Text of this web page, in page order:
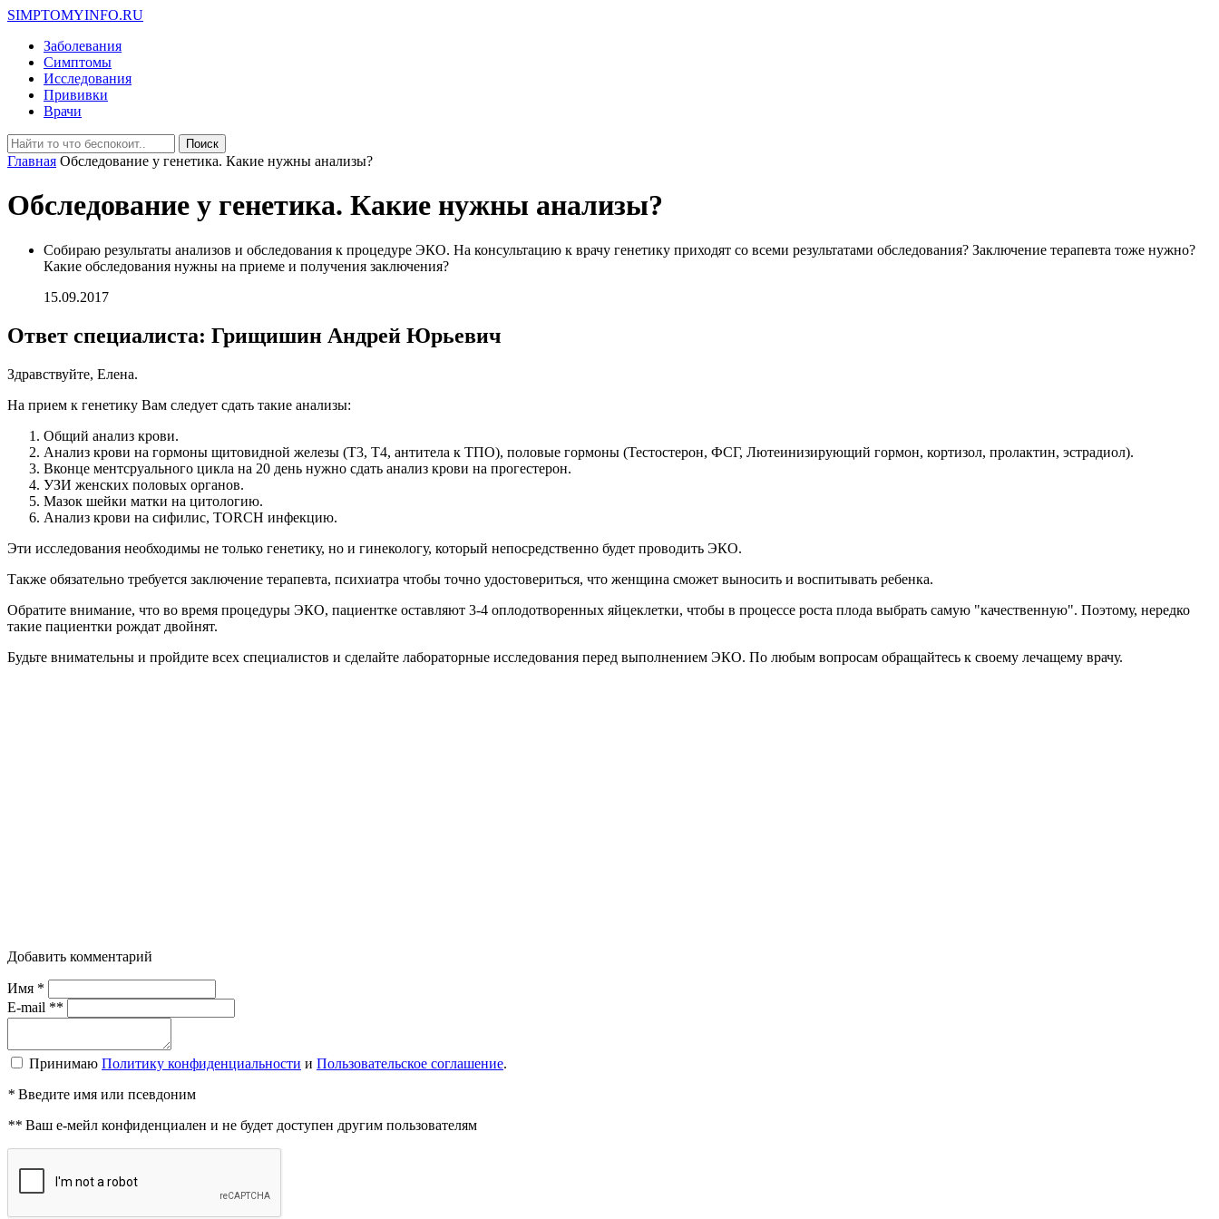
SIMPTOMYINFO.RU
Заболевания
Симптомы
Исследования
Прививки
Врачи
Главная Обследование у генетика. Какие нужны анализы?
Обследование у генетика. Какие нужны анализы?
Собираю результаты анализов и обследования к процедуре ЭКО. На консультацию к врачу генетику приходят со всеми результатами обследования? Заключение терапевта тоже нужно?
Какие обследования нужны на приеме и получения заключения?
15.09.2017
Ответ специалиста: Грищишин Aндрей Юрьевич
Здравствуйте, Елена.
На прием к генетику Вам следует сдать такие анализы:
Общий анализ крови.
Анализ крови на гормоны щитовидной железы (Т3, Т4, антитела к ТПО), половые гормоны (Тестостерон, ФСГ, Лютеинизирующий гормон, кортизол, пролактин, эстрадиол).
Вконце ментсруального цикла на 20 день нужно сдать анализ крови на прогестерон.
УЗИ женских половых органов.
Мазок шейки матки на цитологию.
Анализ крови на сифилис, TORCH инфекцию.
Эти исследования необходимы не только генетику, но и гинекологу, который непосредственно будет проводить ЭКО.
Также обязательно требуется заключение терапевта, психиатра чтобы точно удостовериться, что женщина сможет выносить и воспитывать ребенка.
Обратите внимание, что во время процедуры ЭКО, пациентке оставляют 3-4 оплодотворенных яйцеклетки, чтобы в процессе роста плода выбрать самую "качественную". Поэтому, нередко
такие пациентки рождат двойнят.
Будьте внимательны и пройдите всех специалистов и сделайте лабораторные исследования перед выполнением ЭКО. По любым вопросам обращайтесь к своему лечащему врачу.
Добавить комментарий
Имя *
E-mail **
Принимаю Политику конфиденциальности и Пользовательское соглашение.
* Введите имя или псевдоним
** Ваш е-мейл конфиденциален и не будет доступен другим пользователям